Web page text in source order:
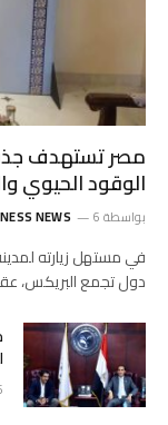
مصر تستهدف جذب
الوقود الحيوي
بواسطة NEWS 6 أغسطس، 2026
في مستهل زيارته
دول تجمع البريكس،
6